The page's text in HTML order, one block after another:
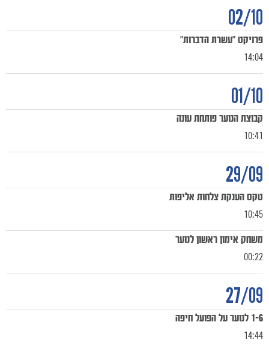
02/10
14:04
פרויקט "עשרת הדברות"
01/10
10:41
קבוצת הנוער פותחת עונה
29/09
10:45
טקס הענקת צלחות אליפות
00:22
משחק אימון ראשון לנוער
27/09
14:44
1-6 לנוער על הפועל חיפה